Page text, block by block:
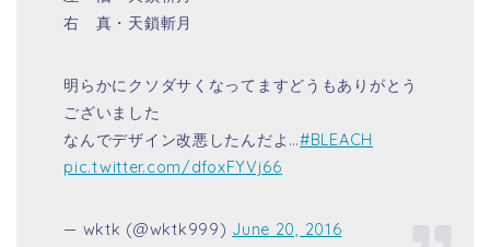
右 真・天鎖斬月
明らかにクソダサくなってますどうもありがとう
ございました
なんでデザイン改悪したんだよ…#BLEACH
pic.twitter.com/dfoxFYVj66
— wktk (@wktk999) June 20, 2016